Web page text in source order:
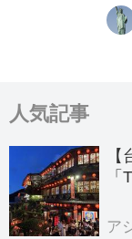
案
か
は
人気記事
ア